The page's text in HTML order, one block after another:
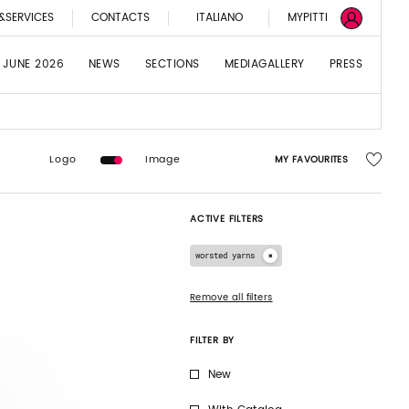
CONTACTS ITALIANO MYPITTI
JUNE 2026 NEWS SECTIONS MEDIAGALLERY PRESS
Logo Image MY FAVOURITES
ACTIVE FILTERS
worsted yarns
Remove all filters
FILTER BY
New